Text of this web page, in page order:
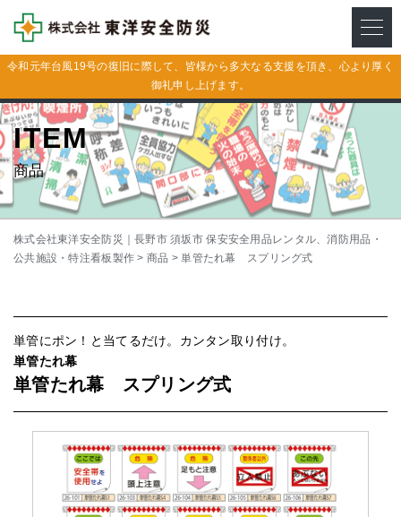
メニ
令和元年台風19号の復旧に際して、皆様から多大なる支援を頂き、心より厚く
御礼申し上げます。
ITEM
商品
株式会社東洋安全防災｜長野市 須坂市 保安安全用品レンタル、消防用品・
公共施設・特注看板製作 > 商品 >単管たれ幕 スプリング式
単管にポン！と当てるだけ。カンタン取り付け。
単管たれ幕
単管たれ幕 スプリング式